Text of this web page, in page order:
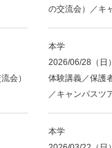
の交流会）／キ
会）
本学
2026/06/28（日
体験講義／保護
／キャンパス
本学